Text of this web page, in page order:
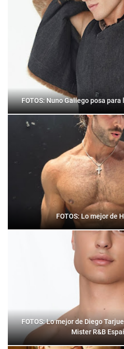
FOTOS: Nuno Gallego posa
FOTOS: Lo mejor de
FOTOS: Lo mejor de Diego
Mister R&B